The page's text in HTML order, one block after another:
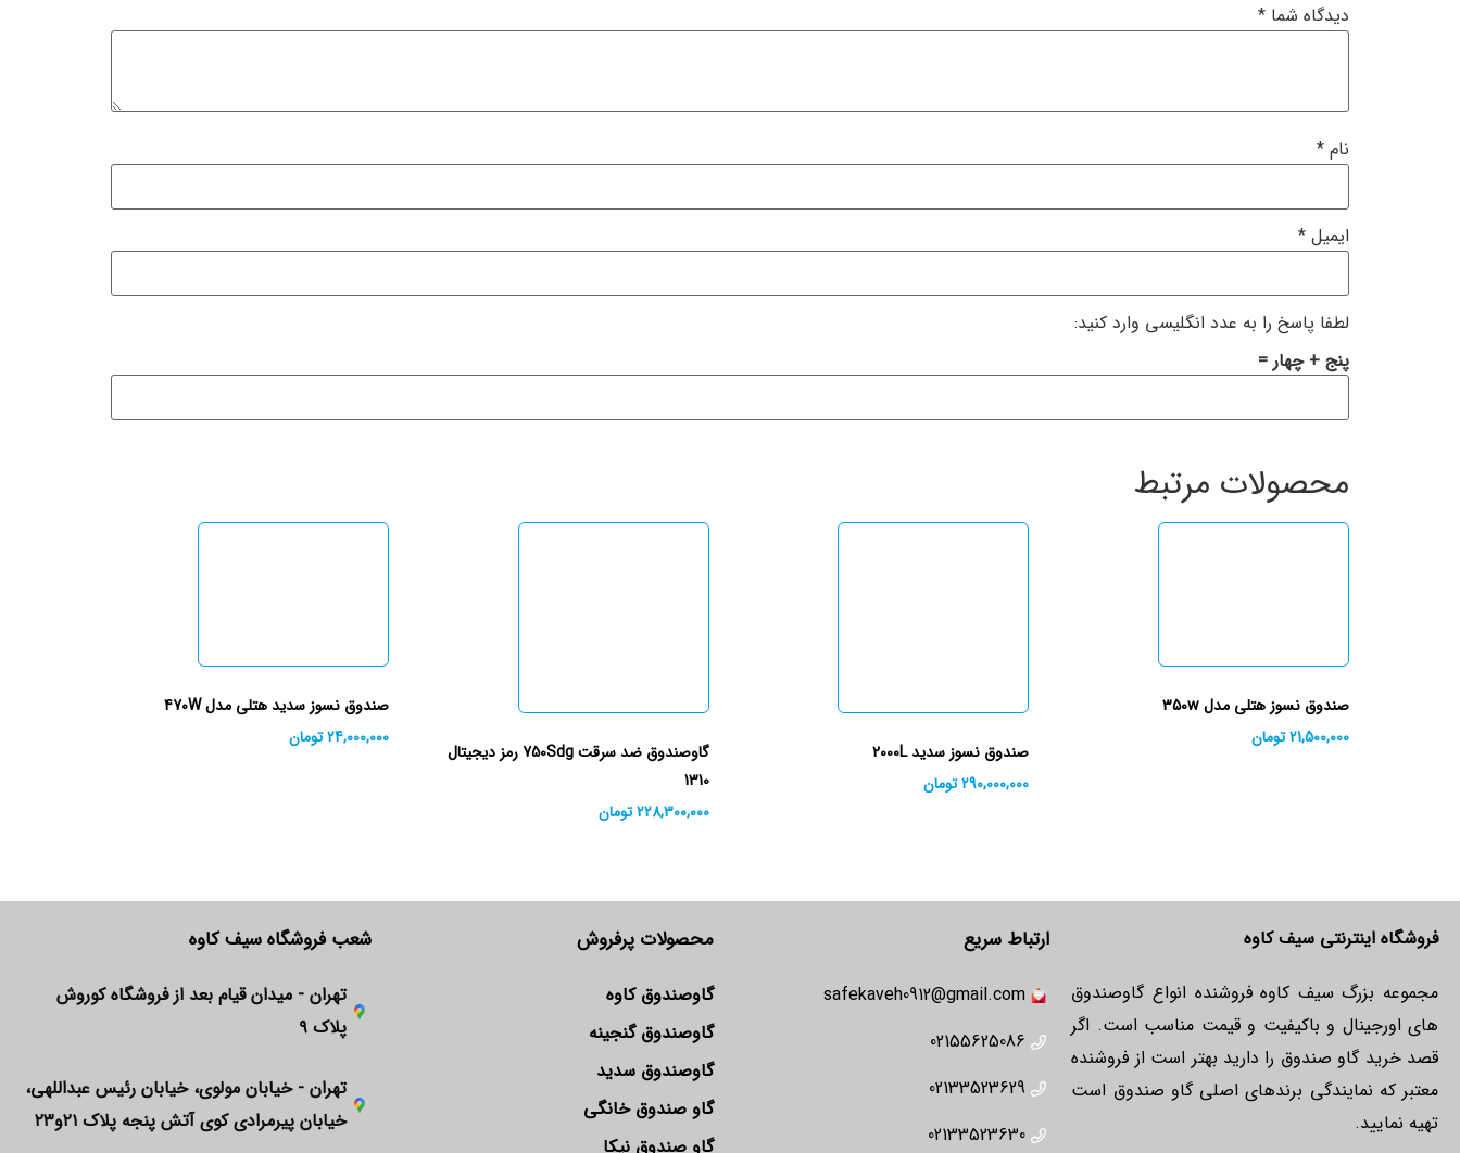
دیدگاه شما *
نام *
ایمیل *
لطفا پاسخ را به عدد انگلیسی وارد کنید:
پنج + چهار =
محصولات مرتبط
صندوق نسوز هتلی مدل 350w
21,500,000تومان
صندوق نسوز سدید 2000L
290,000,000تومان
گاوصندوق ضد سرقت 750Sdg رمز دیجیتال
1310
228,300,000 تومان
صندوق نسوز سدید هتلی مدل 470W
24,000,000تومان
فروشگاه اینترنتی سیف کاوه
مجموعه بزرگ سیف کاوه فروشنده انواع گاوصندوق
های اورجینال و باکیفیت و قیمت مناسب است. اگر
قصد خرید گاو صندوق را دارید بهتر است از فروشنده
معتبر که نمایندگی برندهای اصلی گاو صندوق است
تهیه نمایید.
ارتباط سریع
safekaveh0912@gmail.com
02155625086
02133523629
02133523630
محصولات پرفروش
گاوصندوق کاوه
گاوصندوق گنجینه
گاوصندوق سدید
گاو صندوق خانگی
گاو صندوق نیکا
شعب فروشگاه سیف کاوه
تهران - میدان قیام بعد از فروشگاه کوروش
پلاک ۹
تهران - خیابان مولوی، خیابان رئیس عبداللهی،
خیابان پیرمرادی کوی آتش پنجه پلاک ۲۱و۲۳